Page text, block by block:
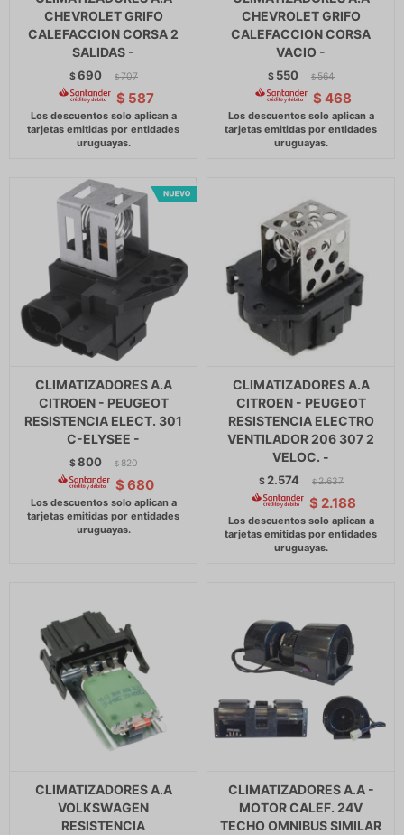
CHEVROLET GRIFO
CALEFACCION CORSA 2
SALIDAS -
$690 $ 707
$ 587
CHEVROLET GRIFO
CALEFACCION CORSA
VACIO -
$ 550 $ 564
$ 468
CLIMATIZADORES A.A
CITROEN - PEUGEOT
RESISTENCIA ELECT. 301
C-ELYSEE -
$800 $ 820
$ 680
CLIMATIZADORES A.A
CITROEN - PEUGEOT
RESISTENCIA ELECTRO
VENTILADOR 206 307 2
VELOC. -
$ 2.574 $ 2.637
$ 2.188
CLIMATIZADORES A.A
VOLKSWAGEN
RESISTENCIA
CLIMATIZADORES A.A -
MOTOR CALEF. 24V
TECHO OMNIBUS SIMILAR